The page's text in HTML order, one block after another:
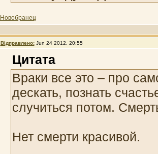
Новобранец
Відправлено: Jun 24 2012, 20:55
Цитата
Враки все это – про
дескать, познать
случиться потом.
Нет смерти красивой.